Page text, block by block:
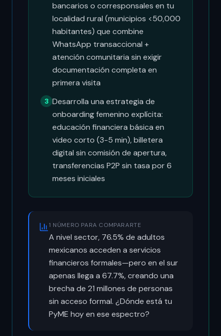
bancarios o corresponsales en tu
localidad rural (municipios <50,000
habitantes) que combine
WhatsApp transaccional +
atención comunitaria sin exigir
documentación completa en
primera visita
3 Desarrolla una estrategia de
onboarding femenino explícita:
educación financiera básica en
video corto (3-5 min), billetera
digital sin comisión de apertura,
transferencias P2P sin tasa por 6
meses iniciales
1 NÚMERO PARA COMPARARTE
A nivel sector, 76.5% de adultos
mexicanos acceden a servicios
financieros formales—pero en el sur
apenas llega a 67.7%, creando una
brecha de 21 millones de personas
sin acceso formal. ¿Dónde está tu
PyME hoy en ese espectro?